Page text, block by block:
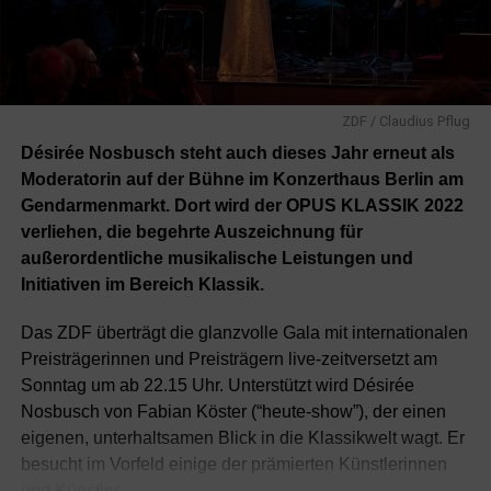
mehr hilft, geht er zum Gegenangriff über.
Oliver Pochers schlimmster Influencer-Albtraum wird
Oliver Pocher und seine Frau Amira sind bei deren Bruder
Ibrahim und dessen angeblich neuer Freundin Maria zum
gemütlichen Beisammensein eingeladen. Das Treffen
steht allerdings von Anfang an unter keinem guten Stern.
Der Grund: Maria ist Influencerin und für die Likes ihrer
Follower zu so ziemlich allem bereit, was Oliver Pocher
hasst – von gefakten Filterfotos bis zu fragwürdigen
seine Abneigung zu verbergen. Doch für seinen
Schwager ist Maria offenbar die Traumfrau schlechthin
und auf dem besten Weg, Teil der Familie zu werden…
Abgefahren! Horst Lichter durchleidet Oldtimer-
Albtraum
ZDF / Claudius Pflug
Désirée Nosbusch steht auch dieses Jahr erneut als
Moderatorin auf der Bühne im Konzerthaus Berlin am
Gendarmenmarkt. Dort wird der OPUS KLASSIK 2022
verliehen, die begehrte Auszeichnung für
außerordentliche musikalische Leistungen und
Initiativen im Bereich Klassik.
Das ZDF überträgt die glanzvolle Gala mit internationalen
Preisträgerinnen und Preisträgern live-zeitversetzt am
Sonntag um ab 22.15 Uhr. Unterstützt wird Désirée
Nosbusch von Fabian Köster (“heute-show”), der einen
eigenen, unterhaltsamen Blick in die Klassikwelt wagt. Er
besucht im Vorfeld einige der prämierten Künstlerinnen